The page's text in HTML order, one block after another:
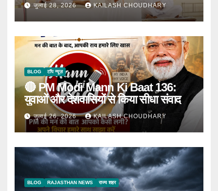
जुलाई 28, 2026 KAILASH CHOUDHARY
BLOG टॉप न्यूज़
🔴 PM Modi Mann Ki Baat 136:
युवाओं और देशवासियों से किया सीधा संवाद
जुलाई 26, 2026 KAILASH CHOUDHARY
BLOG RAJASTHAN NEWS राज्य शहर